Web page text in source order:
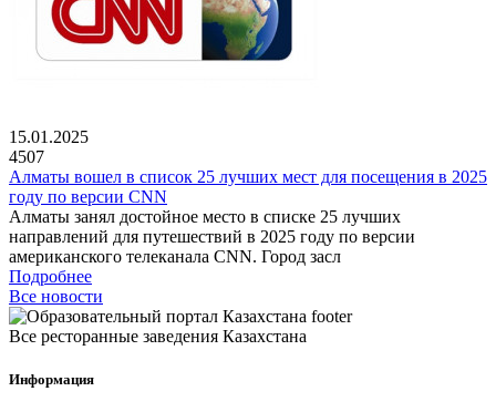
15.01.2025
4507
Алматы вошел в список 25 лучших мест для посещения в 2025
году по версии CNN
Алматы занял достойное место в списке 25 лучших
направлений для путешествий в 2025 году по версии
американского телеканала CNN. Город засл
Подробнее
Все новости
Все ресторанные заведения Казахстана
Информация